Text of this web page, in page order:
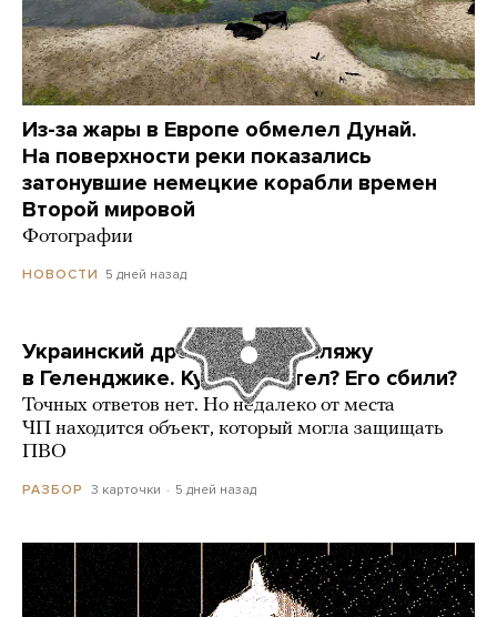
Из-за жары в Европе обмелел Дунай.
На поверхности реки показались
затонувшие немецкие корабли времен
Второй мировой
Фотографии
НОВОСТИ 5 дней назад
Украинский дрон попал по пляжу
в Геленджике. Куда он летел? Его сбили?
Точных ответов нет. Но недалеко от места
ЧП находится объект, который могла защищать
ПВО
РАЗБОР 3 карточки 5 дней назад